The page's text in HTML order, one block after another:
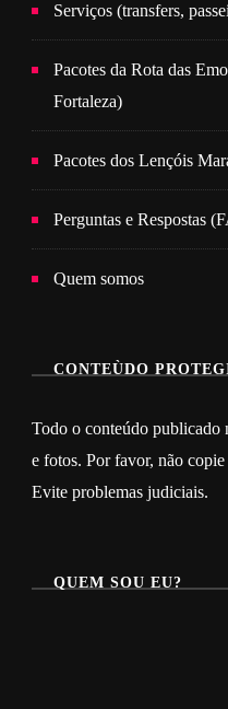
Serviços (transfers,
Pacotes da Rota das
Fortaleza)
Pacotes dos Lençóis
Perguntas e Respostas
Quem somos
CONTEÙDO
Todo o conteúdo publicado
e fotos. Por favor, não copie
Evite problemas judiciais.
QUEM SOU EU?